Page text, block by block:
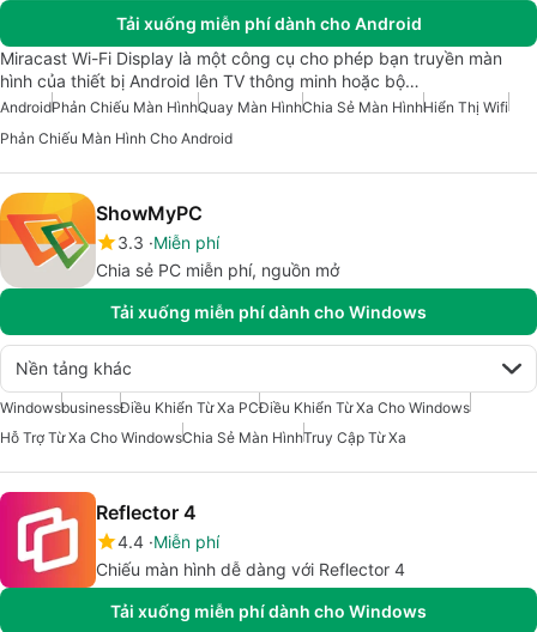
Tải xuống miễn phí dành cho Android
Miracast Wi-Fi Display là một công cụ cho phép bạn truyền màn
hình của thiết bị Android lên TV thông minh hoặc bộ…
AndroidPhản Chiếu Màn HìnhQuay Màn HìnhChia Sẻ Màn HìnhHiển Thị Wifi
Phản Chiếu Màn Hình Cho Android
ShowMyPC
3.3 Miễn phí
Chia sẻ PC miễn phí, nguồn mở
Tải xuống miễn phí dành cho Windows
Nền tảng khác
WindowsbusinessĐiều Khiển Từ Xa PCĐiều Khiển Từ Xa Cho Windows
Hỗ Trợ Từ Xa Cho WindowsChia Sẻ Màn HìnhTruy Cập Từ Xa
Reflector 4
4.4 Miễn phí
Chiếu màn hình dễ dàng với Reflector 4
Tải xuống miễn phí dành cho Windows